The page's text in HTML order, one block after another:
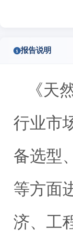
报告说明
《天
行业市
备选型
等方面
济、工